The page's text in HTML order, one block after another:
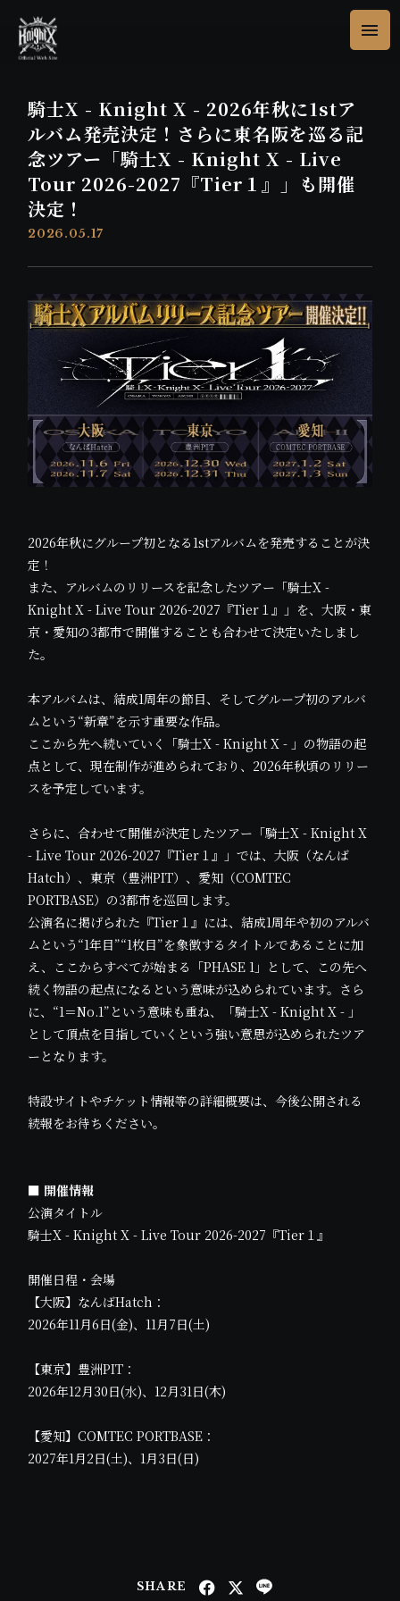
騎士X - Knight X - 2026年秋に1stア
ルバム発売決定！さらに東名阪を巡る記
念ツアー「騎士X - Knight X - Live
Tour 2026-2027『Tier１』」も開催
決定！
2026.05.17
2026年秋にグループ初となる1stアルバムを発売することが決
定！
また、アルバムのリリースを記念したツアー「騎士X -
Knight X - Live Tour 2026-2027『Tier１』」を、大阪・東
京・愛知の3都市で開催することも合わせて決定いたしまし
た。
本アルバムは、結成1周年の節目、そしてグループ初のアルバ
ムという“新章”を示す重要な作品。
ここから先へ続いていく「騎士X - Knight X - 」の物語の起
点として、現在制作が進められており、2026年秋頃のリリー
スを予定しています。
さらに、合わせて開催が決定したツアー「騎士X - Knight X
- Live Tour 2026-2027『Tier１』」では、大阪（なんば
Hatch）、東京（豊洲PIT）、愛知（COMTEC
PORTBASE）の3都市を巡回します。
公演名に掲げられた『Tier１』には、結成1周年や初のアルバ
ムという“1年目”“1枚目”を象徴するタイトルであることに加
え、ここからすべてが始まる「PHASE 1」として、この先へ
続く物語の起点になるという意味が込められています。さら
に、“1＝No.1”という意味も重ね、「騎士X - Knight X - 」
として頂点を目指していくという強い意思が込められたツア
ーとなります。
特設サイトやチケット情報等の詳細概要は、今後公開される
続報をお待ちください。
■ 開催情報
公演タイトル
騎士X - Knight X - Live Tour 2026-2027『Tier１』
開催日程・会場
【大阪】なんばHatch：
2026年11月6日(金)、11月7日(土)
【東京】豊洲PIT：
2026年12月30日(水)、12月31日(木)
【愛知】COMTEC PORTBASE：
2027年1月2日(土)、1月3日(日)
SHARE